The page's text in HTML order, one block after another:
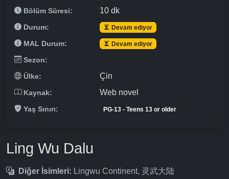
Bölüm Süresi: 10 dk
Durum: Devam ediyor
MAL Durum: Devam ediyor
Sezon:
Ülke:
Çin
Kaynak: Web novel
Yaş Sınırı: PG-13 - Teens 13 or older
Ling Wu Dalu
Diğer İsimleri: Lingwu Continent, 灵武大陆